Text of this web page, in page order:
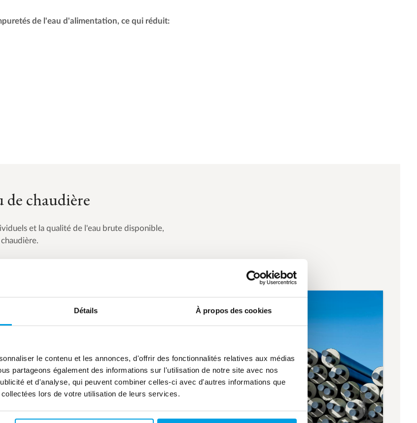
Détails À propos des cookies
le contenu et les annonces, d'offrir des fonctionnalités relatives aux médias
partageons également des informations sur l'utilisation de notre site avec nos
et d'analyse, qui peuvent combiner celles-ci avec d'autres informations que
lors de votre utilisation de leurs services.
de l'eau d'alimentation, ce qui réduit:
de chaudière
et la qualité de l'eau brute disponible,
industrie spécifique